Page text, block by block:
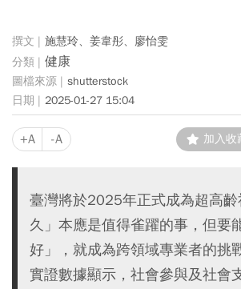
施慧玲、姜韋彤、廖怡雯
健康
shutterstock
2025-01-27 15:04
+A -A 加入收
臺灣將於2025年正式成為超高
久」本應是值得雀躍的事，但要
好」，就成為跨領域專業者的挑
實證數據顯示，社會參與及社會